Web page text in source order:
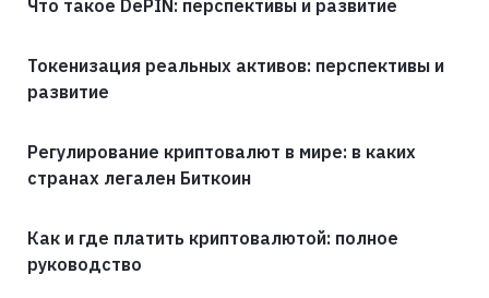
Что такое DePIN: перспективы и развитие
Токенизация реальных активов: перспективы и
развитие
Регулирование криптовалют в мире: в каких
странах легален Биткоин
Как и где платить криптовалютой: полное
руководство